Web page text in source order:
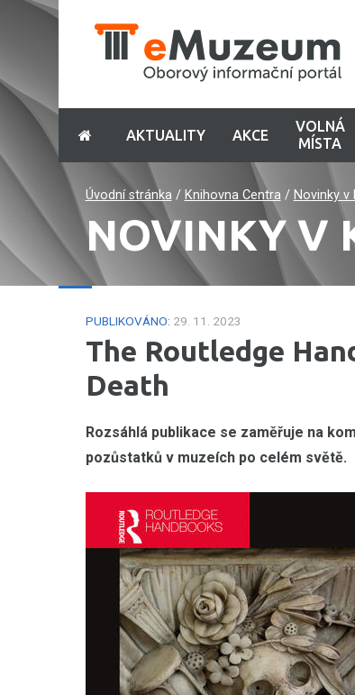
AKTUALITY AKCE
VOLNÁ
MÍSTA
Úvodní stránka/ Knihovna Centra / Novinky v
NOVINKY V
PUBLIKOVÁNO: 29. 11. 2023
The Routledge
Death
Rozsáhlá publikace se zaměřuje na
pozůstatků v muzeích po celém světě.